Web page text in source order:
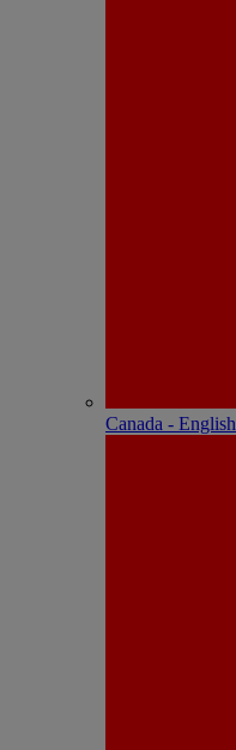
Canada - English